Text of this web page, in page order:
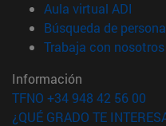
Aula virtual ADI
Búsqueda de
Trabaja con nosotros
Información
TFNO +34 948 42 56 00
¿QUÉ GRADO TE